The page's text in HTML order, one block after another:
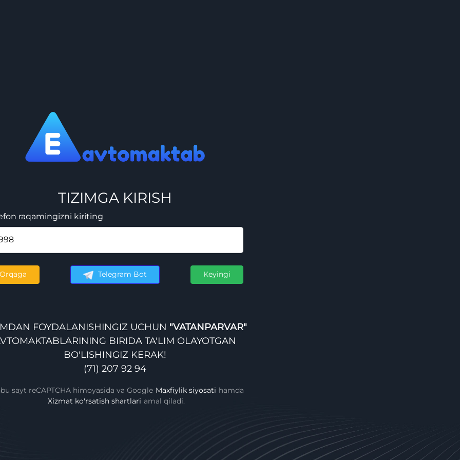
TIZIMGA KIRISH
raqamingizni kiriting
Orqaga Keyingi
Telegram Bot
FOYDALANISHINGIZ UCHUN "VATANPARVAR"
BIRIDA TA'LIM OLAYOTGAN
BO'LISHINGIZ KERAK!
(71) 207 92 94
sayt reCAPTCHA himoyasida va Google Maxfiylik siyosati hamda
Xizmat ko'rsatish shartlari amal qiladi.